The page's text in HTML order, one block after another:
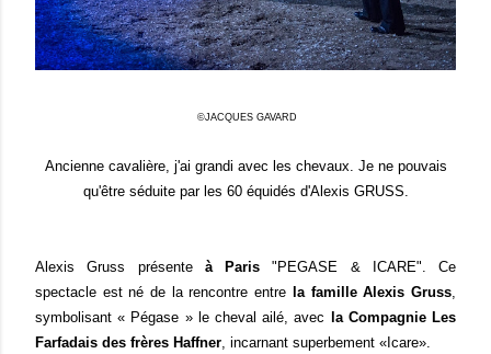
©JACQUES GAVARD
Ancienne cavalière, j'ai grandi avec les chevaux. Je ne pouvais
qu'être séduite par les 60 équidés d'Alexis GRUSS.
Alexis Gruss présente à Paris"PEGASE & ICARE". Ce
spectacle est né de la rencontre entre
la famille Alexis Gruss,
symbolisant « Pégase » le cheval ailé, avec
la Compagnie Les
Farfadais des frères Haffner, incarnant superbement «Icare».